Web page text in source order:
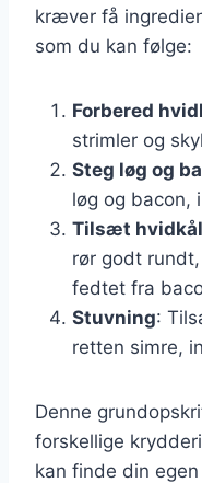
kræver få
som du kan følge:
Forbered
strimler og
Steg løg og
løg og bacon,
Tilsæt hvidkål
rør godt
fedtet fra
Stuvning:
retten simre,
Denne
forskellige
kan finde din